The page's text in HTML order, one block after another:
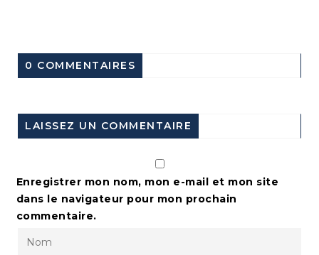
0 COMMENTAIRES
LAISSEZ UN COMMENTAIRE
Enregistrer mon nom, mon e-mail et mon site
dans le navigateur pour mon prochain
commentaire.